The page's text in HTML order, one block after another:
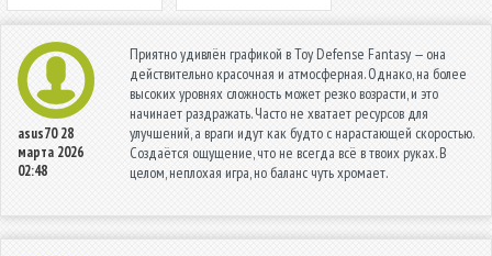
asus70 28
марта 2026
02:48
Приятно удивлён графикой в Toy Defense Fantasy — она
действительно красочная и атмосферная. Однако, на более
высоких уровнях сложность может резко возрасти, и это
начинает раздражать. Часто не хватает ресурсов для
улучшений, а враги идут как будто с нарастающей скоростью.
Создаётся ощущение, что не всегда всё в твоих руках. В
целом, неплохая игра, но баланс чуть хромает.